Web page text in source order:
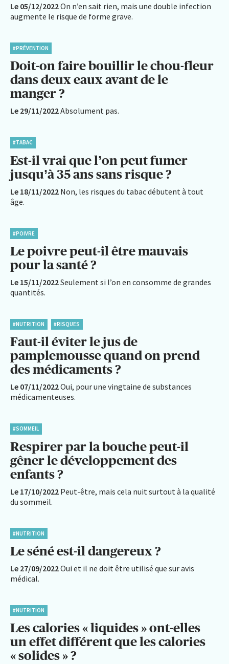
Le 05/12/2022On n’en sait rien, mais une double infection
augmente le risque de forme grave.
#PRÉVENTION
Doit-on faire bouillir le chou-fleur
dans deux eaux avant de le
manger ?
Le 29/11/2022Absolument pas.
#TABAC
Est-il vrai que l’on peut fumer
jusqu’à 35 ans sans risque ?
Le 18/11/2022 Non, les risques du tabac débutent à tout
âge.
#POIVRE
Le poivre peut-il être mauvais
pour la santé ?
Le 15/11/2022Seulement si l’on en consomme de grandes
quantités.
#NUTRITION #RISQUES
Faut-il éviter le jus de
pamplemousse quand on prend
des médicaments ?
Le 07/11/2022Oui, pour une vingtaine de substances
médicamenteuses.
#SOMMEIL
Respirer par la bouche peut-il
gêner le développement des
enfants ?
Le 17/10/2022 Peut-être, mais cela nuit surtout à la qualité
du sommeil.
#NUTRITION
Le séné est-il dangereux ?
Le 27/09/2022Oui et il ne doit être utilisé que sur avis
médical.
#NUTRITION
Les calories « liquides » ont-elles
un effet différent que les calories
« solides » ?